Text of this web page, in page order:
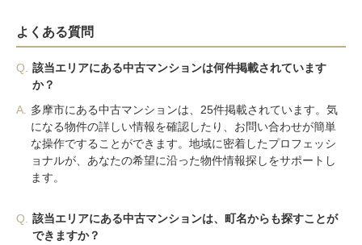
よくある質問
Q.
該当エリアにある中古マンションは何件掲載されています
か？
A.
多摩市にある中古マンションは、25件掲載されています。気
になる物件の詳しい情報を確認したり、お問い合わせが簡単
な操作ですることができます。地域に密着したプロフェッシ
ョナルが、あなたの希望に沿った物件情報探しをサポートし
ます。
Q.
該当エリアにある中古マンションは、町名からも探すことが
できますか？